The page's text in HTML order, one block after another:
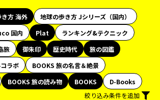
方 海外
地球の歩き方 Jシリーズ（国内）
国内 Plat
ランキング&テクニック
旅 御朱印 歴史時代
旅の図鑑
ラボ
BOOKS 旅の名言＆絶景
BOOKS 旅の読み物 BOOKS
D-Books
絞り込み条件を追加